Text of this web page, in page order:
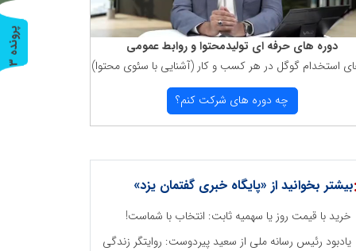
دوره های حرفه ای تولیدمحتوا و روابط عمومی
استخدام گوگل در هر كسب و كار (آشنایی با سئوی محتوا)
چه دوره های شركت كنم؟
بیشتر بخوانید از «پایگاه خبری گفتمان یزد»
خرید با قیمت روز یا سهمیه ثابت: انتخاب با شماست!
یادبود رئیس رسانه ملی از سعید پیردوست: روایتگر زندگی
پ
ر
و
ن
د
ه
3